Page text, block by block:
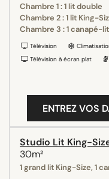
Chambre 1 : 1 lit double
Chambre 2 : 1 lit King-
Chambre 3 : 1 canapé-lit
Télévision
Télévision à écran plat
ENTREZ VOS
Studio Lit King-
30m²
1 grand lit King-Size, 1